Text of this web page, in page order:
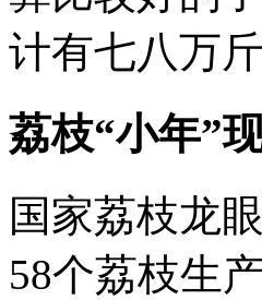
计有七八万斤
荔枝“小年”
国家荔枝龙
58个荔枝生